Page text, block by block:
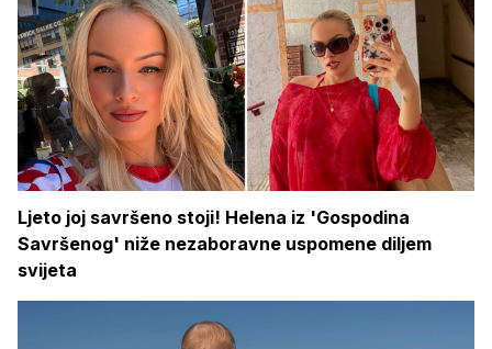
Ljeto joj savršeno stoji! Helena iz 'Gospodina
Savršenog' niže nezaboravne uspomene diljem
svijeta